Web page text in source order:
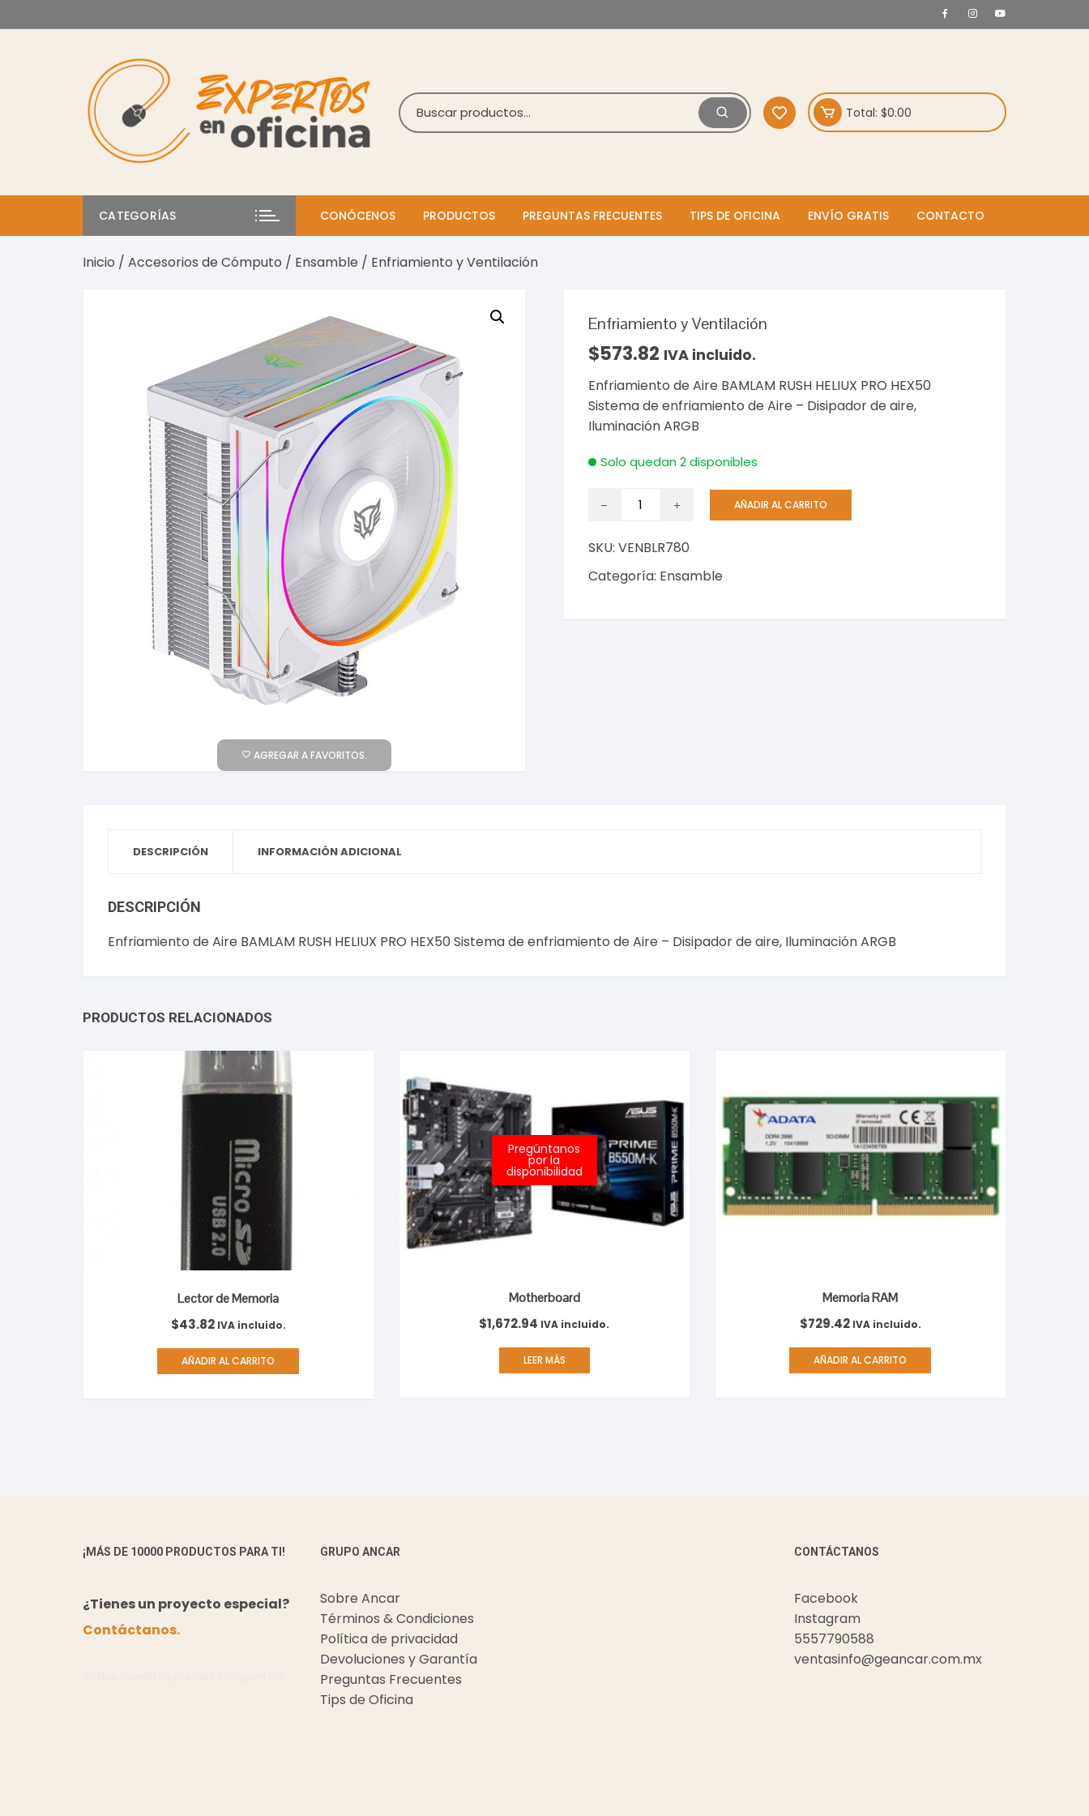
al
Total: $0.00
CATEGORÍAS CONÓCENOS PRODUCTOS PREGUNTAS FRECUENTES TIPS DE OFICINA ENVÍO GRATIS CONTACTO
Inicio / Accesorios de Cómputo / Ensamble / Enfriamiento y Ventilación
AGREGAR A FAVORITOS.
Enfriamiento y Ventilación
$573.82 IVA incluido.
Enfriamiento de Aire BAMLAM RUSH HELIUX PRO HEX50
Sistema de enfriamiento de Aire – Disipador de aire,
Iluminación ARGB
Solo quedan 2 disponibles
Enfriamiento
cantidad
AÑADIR AL CARRITO
SKU: VENBLR780
Categoría: Ensamble
DESCRIPCIÓN INFORMACIÓN ADICIONAL
DESCRIPCIÓN
Enfriamiento de Aire BAMLAM RUSH HELIUX PRO HEX50 Sistema de enfriamiento de Aire – Disipador de aire, Iluminación ARGB
PRODUCTOS RELACIONADOS
Lector de Memoria
$43.82 IVA incluido.
AÑADIR AL CARRITO
Pregúntanos
por la
disponibilidad
Motherboard
$1,672.94 IVA incluido.
LEER MÁS
Memoria RAM
$729.42 IVA incluido.
AÑADIR AL CARRITO
¡MÁS DE 10000 PRODUCTOS PARA TI!
¿Tienes un proyecto especial?
Contáctanos.
GRUPO ANCAR
Sobre Ancar
Términos & Condiciones
Política de privacidad
Devoluciones y Garantía
Preguntas Frecuentes
Tips de Oficina
CONTÁCTANOS
Facebook
Instagram
5557790588
ventasinfo@geancar.com.mx